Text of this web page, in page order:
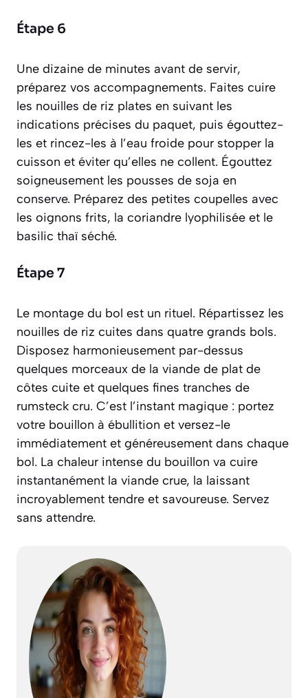
Étape 6
Une dizaine de minutes avant de servir,
préparez vos accompagnements. Faites cuire
les nouilles de riz plates en suivant les
indications précises du paquet, puis égouttez-
les et rincez-les à l’eau froide pour stopper la
cuisson et éviter qu’elles ne collent. Égouttez
soigneusement les pousses de soja en
conserve. Préparez des petites coupelles avec
les oignons frits, la coriandre lyophilisée et le
basilic thaï séché.
Étape 7
Le montage du bol est un rituel. Répartissez les
nouilles de riz cuites dans quatre grands bols.
Disposez harmonieusement par-dessus
quelques morceaux de la viande de plat de
côtes cuite et quelques fines tranches de
rumsteck cru. C’est l’instant magique : portez
votre bouillon à ébullition et versez-le
immédiatement et généreusement dans chaque
bol. La chaleur intense du bouillon va cuire
instantanément la viande crue, la laissant
incroyablement tendre et savoureuse. Servez
sans attendre.